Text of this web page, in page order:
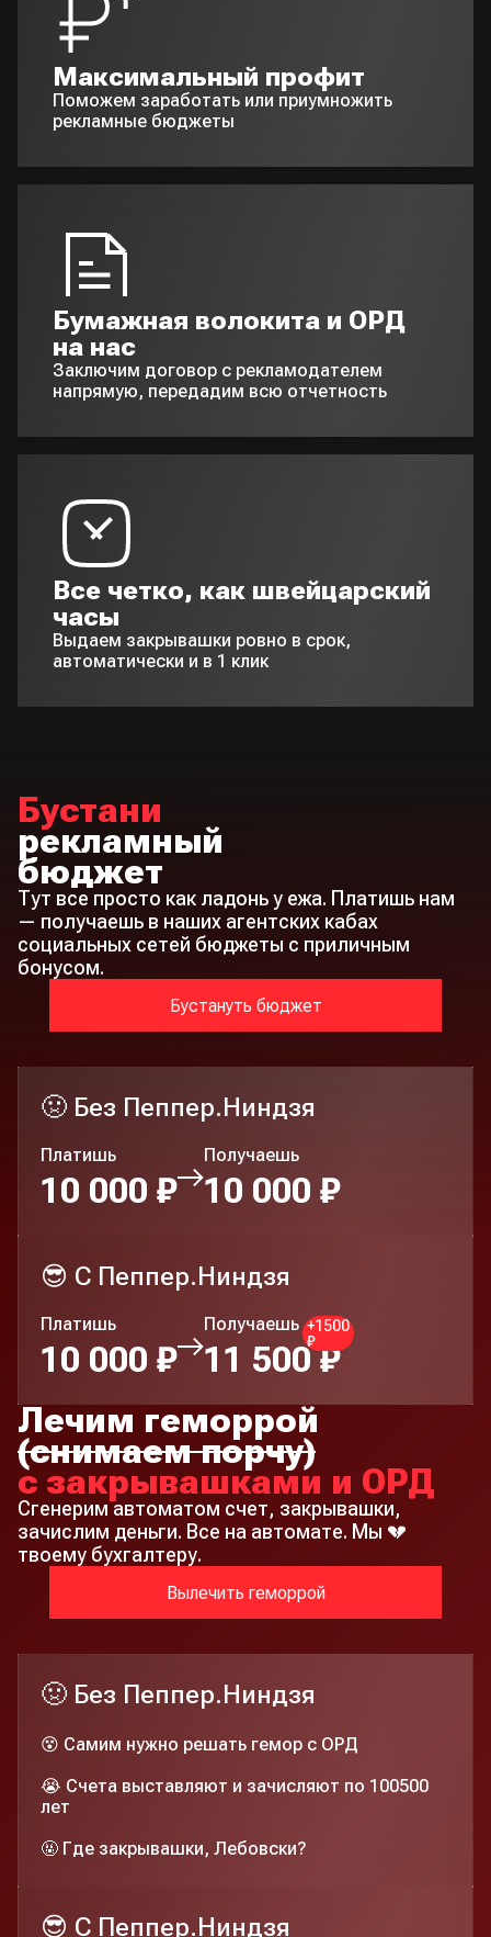
Максимальный профит
Поможем заработать или приумножить
рекламные бюджеты
Бумажная волокита и ОРД
на нас
Заключим договор с рекламодателем
напрямую, передадим всю отчетность
Все четко, как швейцарский
часы
Выдаем закрывашки ровно в срок,
автоматически и в 1 клик
Бустани
рекламный
бюджет
Тут все просто как ладонь у ежа. Платишь нам
— получаешь в наших агентских кабах
социальных сетей бюджеты с приличным
бонусом.
Бустануть бюджет
🤢 Без Пеппер.Ниндзя
Платишь
10 000 ₽
Получаешь
10 000 ₽
😎 C Пеппер.Ниндзя
Платишь
10 000 ₽
Получаешь +1500
₽
11 500 ₽
Лечим геморрой
(снимаем порчу)
с закрывашками и ОРД
Сгенерим автоматом счет, закрывашки,
зачислим деньги. Все на автомате. Мы 💔
твоему бухгалтеру.
Вылечить геморрой
🤢 Без Пеппер.Ниндзя
😵 Самим нужно решать гемор с ОРД
😭 Счета выставляют и зачисляют по 100500
лет
🤬 Где закрывашки, Лебовски?
😎 C Пеппер.Ниндзя